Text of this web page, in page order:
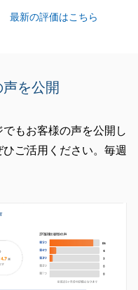
最新の評価はこちら
を公開
もお客様の声を公開し
ご活用ください。毎週